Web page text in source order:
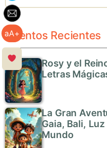
aA+
Cuentos Recientes
Rosy y el
Letras
La Gran
Gaia, Bali,
Mundo